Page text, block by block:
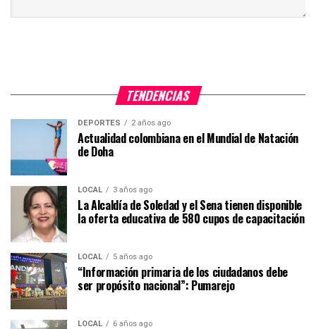
TENDENCIAS
DEPORTES 2 años ago
Actualidad colombiana en el Mundial de Natación
de Doha
LOCAL 3 años ago
La Alcaldía de Soledad y el Sena tienen disponible
la oferta educativa de 580 cupos de capacitación
LOCAL 5 años ago
“Información primaria de los ciudadanos debe
ser propósito nacional”: Pumarejo
LOCAL 6 años ago